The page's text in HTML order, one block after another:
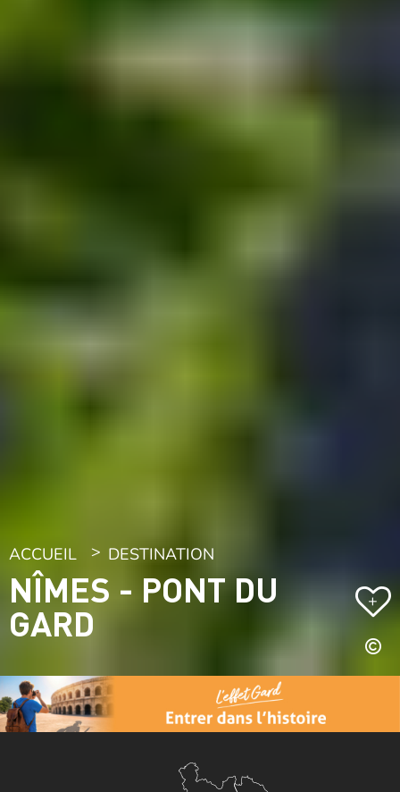
ACCUEIL DESTINATION
NÎMES - PONT DU
GARD
+